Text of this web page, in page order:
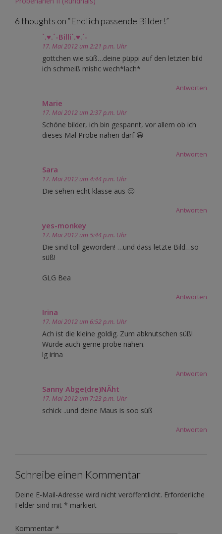
6 thoughts on “Endlich passende Bilder!”
`.♥.´-Billi`.♥.´-
17. Mai 2012 um 2:21 p.m. Uhr
gottchen wie süß…deine püppi auf den letzten bild
ich schmeiß mishc wech*lach*
Antworten
Marie
17. Mai 2012 um 2:37 p.m. Uhr
Schöne bilder, ich bin gespannt, vor allem ob ich
dieses Mal Probe nähen darf 😀
Antworten
Sara
17. Mai 2012 um 4:44 p.m. Uhr
Die sehen echt klasse aus 🙂
Antworten
yes-monkey
17. Mai 2012 um 5:44 p.m. Uhr
Die sind toll geworden! …und dass letzte Bild…so
süß!
GLG Bea
Antworten
Irina
17. Mai 2012 um 6:52 p.m. Uhr
Ach ist die kleine goldig. Zum abknutschen süß!
Würde auch gerne probe nähen.
lg irina
Antworten
Sanny Abge(dre)NÄht
17. Mai 2012 um 7:23 p.m. Uhr
schick ..und deine Maus is soo süß
Antworten
Schreibe einen Kommentar
Deine E-Mail-Adresse wird nicht veröffentlicht. Erforderliche
Felder sind mit * markiert
Kommentar *